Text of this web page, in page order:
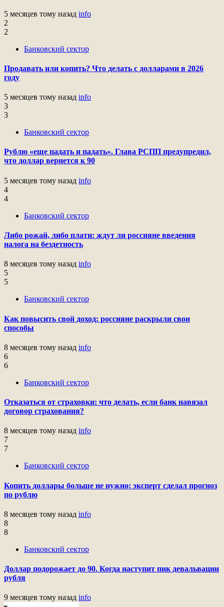
5 месяцев тому назад info
2
2
Банковский сектор
Продавать или копить? Что делать с долларами в 2026
году
5 месяцев тому назад info
3
3
Банковский сектор
Рублю «еще падать и падать». Глава РСПП предупредил,
что доллар вернется к 90
5 месяцев тому назад info
4
4
Банковский сектор
Либо рожай, либо плати: ждут ли россияне введения
налога на бездетность
8 месяцев тому назад info
5
5
Банковский сектор
Как повысить свой доход: россияне раскрыли свои
способы
8 месяцев тому назад info
6
6
Банковский сектор
Отказаться от страховки: что делать, если банк навязал
договор страхования?
8 месяцев тому назад info
7
7
Банковский сектор
Копить доллары больше не нужно: эксперт сделал прогноз
по рублю
8 месяцев тому назад info
8
8
Банковский сектор
Доллар подорожает до 90. Когда наступит пик девальвации
рубля
9 месяцев тому назад info